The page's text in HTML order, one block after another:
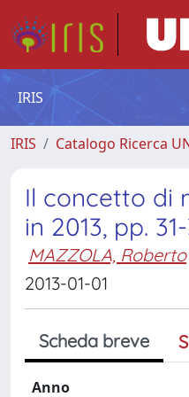
IRIS
IRIS Catalogo Ricerca
Il concetto di
in 2013, pp.
MAZZOLA, Roberto
2013-01-01
Scheda breve
Anno